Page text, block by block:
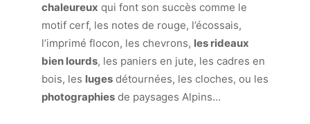
chaleureux qui font son succès comme le
motif cerf, les notes de rouge, l’écossais,
l’imprimé flocon, les chevrons, les rideaux
bien lourds, les paniers en jute, les cadres en
bois, les luges détournées, les cloches, ou les
photographies de paysages Alpins…